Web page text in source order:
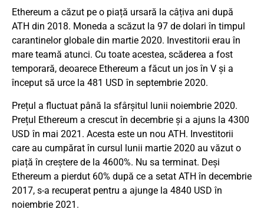
Ethereum a căzut pe o piață ursară la câțiva ani după
ATH din 2018. Moneda a scăzut la 97 de dolari în timpul
carantinelor globale din martie 2020. Investitorii erau în
mare teamă atunci. Cu toate acestea, scăderea a fost
temporară, deoarece Ethereum a făcut un jos în V și a
început să urce la 481 USD în septembrie 2020.
Prețul a fluctuat până la sfârșitul lunii noiembrie 2020.
Prețul Ethereum a crescut în decembrie și a ajuns la 4300
USD în mai 2021. Acesta este un nou ATH. Investitorii
care au cumpărat în cursul lunii martie 2020 au văzut o
piață în creștere de la 4600%. Nu sa terminat. Deși
Ethereum a pierdut 60% după ce a setat ATH în decembrie
2017, s-a recuperat pentru a ajunge la 4840 USD în
noiembrie 2021.